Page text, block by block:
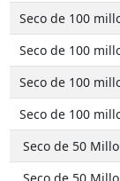
Seco de 100
Seco de 100
Seco de 100
Seco de 100
Seco de 50